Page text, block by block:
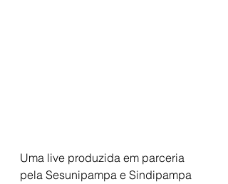
Uma live produzida em parceria
pela Sesunipampa e Sindipampa